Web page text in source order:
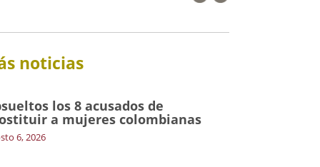
noticias
los 8 acusados de
a mujeres colombianas
6, 2026